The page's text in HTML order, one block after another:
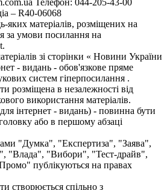
– R40-06068
яких матеріалів, розміщених на
за умови посилання на
зі сторінки « Новини України
- видань - обов'язкове пряме
систем гіперпосилання .
розміщена в незалежності від
використання матеріалів.
інтернет - видань) - повинна бути
або в першому абзаці
"Думка", "Експертиза", "Заява",
"Влада", "Вибори", "Тест-драйв",
публікуються на правах
створюється спільно з